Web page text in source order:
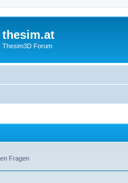
thesim.at
Thesim3D Forum
Fragen